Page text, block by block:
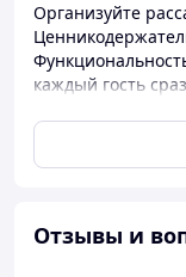
Организуйте
каждый гость
фотокарточки,
металл
рестораны
Концерты,
Отзывы и